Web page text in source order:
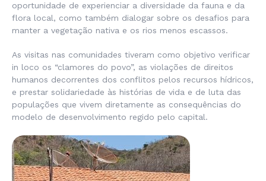
oportunidade de experienciar a diversidade da fauna e da
flora local, como também dialogar sobre os desafios para
manter a vegetação nativa e os rios menos escassos.
As visitas nas comunidades tiveram como objetivo verificar
in loco os “clamores do povo”, as violações de direitos
humanos decorrentes dos conflitos pelos recursos hídricos,
e prestar solidariedade às histórias de vida e de luta das
populações que vivem diretamente as consequências do
modelo de desenvolvimento regido pelo capital.